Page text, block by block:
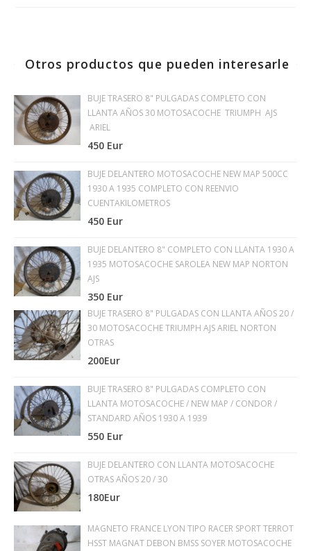
Otros productos que pueden interesarle
BUJE TRASERO 8" PULGADAS COMPLETO CON
LLANTA AÑOS 30 MOTOSACOCHE TRIUMPH AJS
ARIEL
450 Eur
BUJE DELANTERO MOTOSACOCHE NEW MAP 500CC
1930 A 1935 COMPLETO CON REENVIO
CUENTAKILOMETROS
450 Eur
BUJE DELANTERO 8" COMPLETO CON LLANTA 1930 A
1935 MOTOSACOCHE SAROLEA NEW MAP NORTON
AJS
350 Eur
BUJE TRASERO 8" PULGADAS CON LLANTA AÑOS 20 /
30 MOTOSACOCHE TRIUMPH AJS ARIEL NORTON
OTRAS
200Eur
BUJE TRASERO 8" PULGADAS COMPLETO CON
LLANTA MOTOSACOCHE / NEW MAP / CONDOR /
STANDARD AÑOS 1930 A 1939
550 Eur
BUJE DELANTERO CON LLANTA MOTOSACOCHE
OTRAS AÑOS 20 / 30
180Eur
MAGNETO FRANCE LYON TIPO RACER SPORT TERROT
HSST MAGNAT DEBON BMSS SOYER MOTOSACOCHE